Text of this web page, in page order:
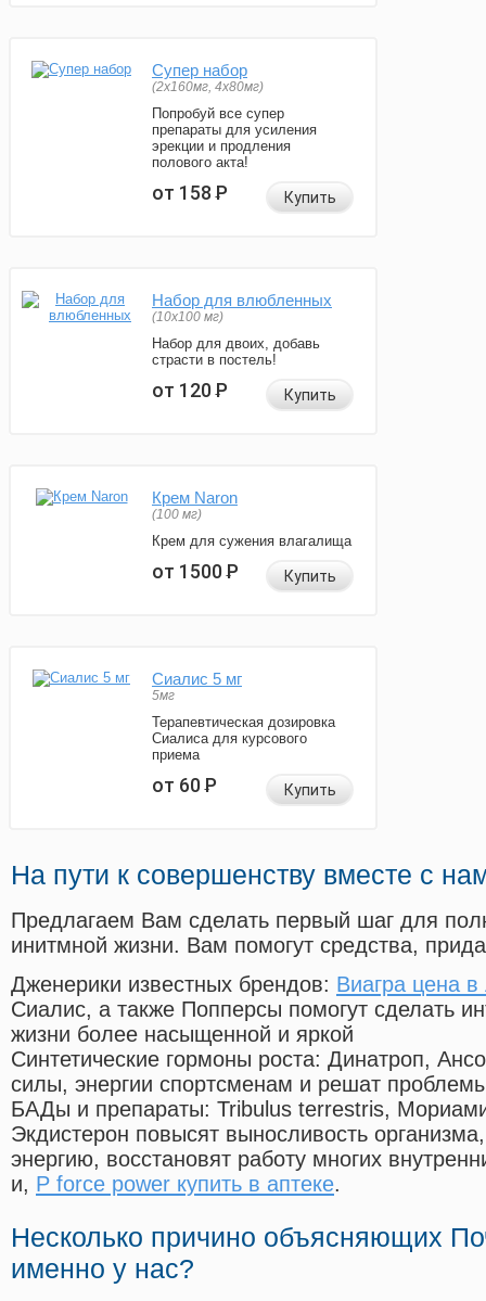
Супер набор
(2х160мг, 4х80мг)
Попробуй все супер
препараты для усиления
эрекции и продления
полового акта!
от 158Р Купить
Набор для влюбленных
(10х100 мг)
Набор для двоих, добавь
страсти в постель!
от 120Р Купить
Крем Naron
(100 мг)
Крем для сужения влагалища
от 1500Р Купить
Сиалис 5 мг
5мг
Терапевтическая дозировка
Сиалиса для курсового
приема
от 60Р Купить
На пути к совершенству вместе с
Предлагаем Вам сделать первый шаг для
инитмной жизни. Вам помогут средства,
Дженерики известных брендов: Виагра цена
Сиалис, а также Попперсы помогут сделать
жизни более насыщенной и яркой
Синтетические гормоны роста: Динатроп,
силы, энергии спортсменам и решат
БАДы и препараты: Tribulus terrestris,
Экдистерон повысят выносливость
энергию, восстановят работу многих
и, P force power купить в аптеке.
Несколько причино объясняющих
именно у нас?